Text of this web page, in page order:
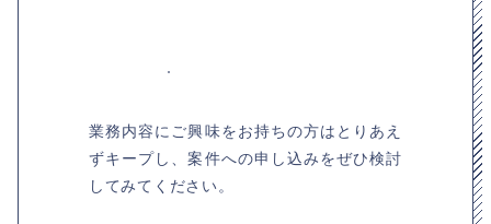
業務内容にご興味をお持ちの方はとりあえ
ずキープし、案件への申し込みをぜひ検討
してみてください。